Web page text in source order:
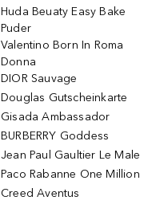
Huda Beuaty Easy Bake
Puder
Valentino Born In Roma
Donna
DIOR Sauvage
Douglas Gutscheinkarte
Gisada Ambassador
BURBERRY Goddess
Jean Paul Gaultier Le Male
Paco Rabanne One Million
Creed Aventus